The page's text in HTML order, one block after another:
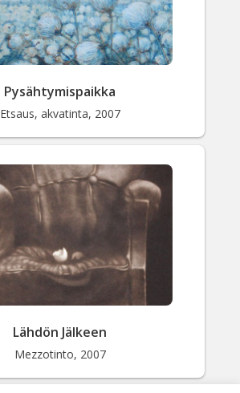
Pysähtymispaikka
Etsaus, akvatinta, 2007
Lähdön Jälkeen
Mezzotinto, 2007